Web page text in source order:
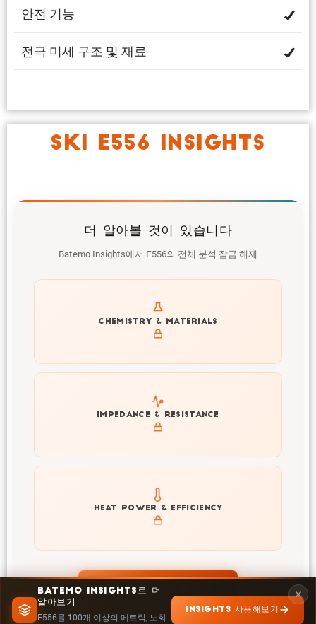
BATEMO INSIGHTS로 더
알아보기
E556를 100개 이상의 메트릭, 노화
INSIGHTS 사용해보기
안전 기능
전극 미세 구조 및 재료
SKI E556 INSIGHTS
더 알아볼 것이 있습니다
Batemo Insights에서 E556의 전체 분석 잠금 해제
CHEMISTRY & MATERIALS
Get to know active materials for the E556
IMPEDANCE & RESISTANCE
Explore impedance spectrum and DCIR (SOC, T) of
E556
HEAT POWER & EFFICIENCY
Explore heat generation and cell efficiency at different
temperatures and powers of E556
INSIGHTS에서 탐색